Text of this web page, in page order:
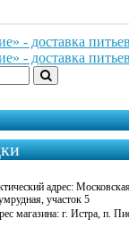
адрес:
участок 5
магазина: г. Истра, п.